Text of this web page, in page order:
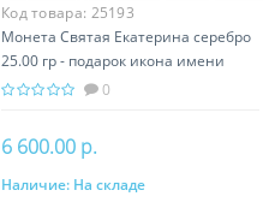
Код товара: 25193
Монета Святая Екатерина серебро
25.00 гр - подарок икона имени
0
6 600.00 р.
В корзину
Наличие: На складе